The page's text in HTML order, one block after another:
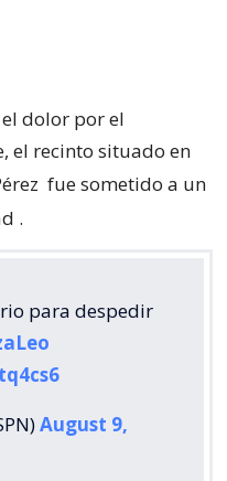
dolor por el
el recinto situado en
fue sometido a un
.
para despedir
August 9,